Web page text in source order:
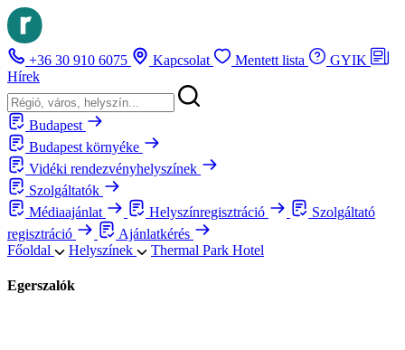
+36 30 910 6075 Kapcsolat Mentett lista
GYIK
Hírek
Budapest
Budapest környéke
Vidéki rendezvényhelyszínek
Szolgáltatók
Médiaajánlat
Helyszínregisztráció
Szolgáltató
regisztráció
Ajánlatkérés
Főoldal
Helyszínek Thermal Park Hotel
Egerszalók